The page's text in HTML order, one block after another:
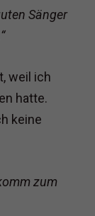
Sänger
weil ich
hatte.
keine
zum